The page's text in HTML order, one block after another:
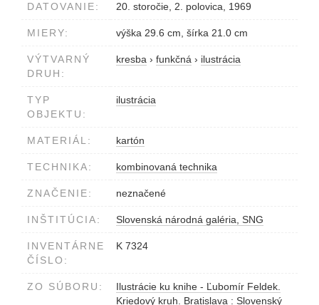
DATOVANIE: 20. storočie, 2. polovica, 1969
MIERY: výška 29.6 cm, šírka 21.0 cm
VÝTVARNÝ
DRUH:
kresba › funkčná › ilustrácia
TYP
OBJEKTU:
ilustrácia
MATERIÁL: kartón
TECHNIKA: kombinovaná technika
ZNAČENIE: neznačené
INŠTITÚCIA: Slovenská národná galéria, SNG
INVENTÁRNE
ČÍSLO:
K 7324
ZO SÚBORU:
Ilustrácie ku knihe - Ľubomír Feldek.
Kriedový kruh. Bratislava : Slovenský